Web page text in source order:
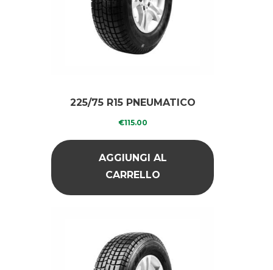
225/75 R15 PNEUMATICO
RICOPERTO GREEN
€115.00
AGGIUNGI AL
CARRELLO